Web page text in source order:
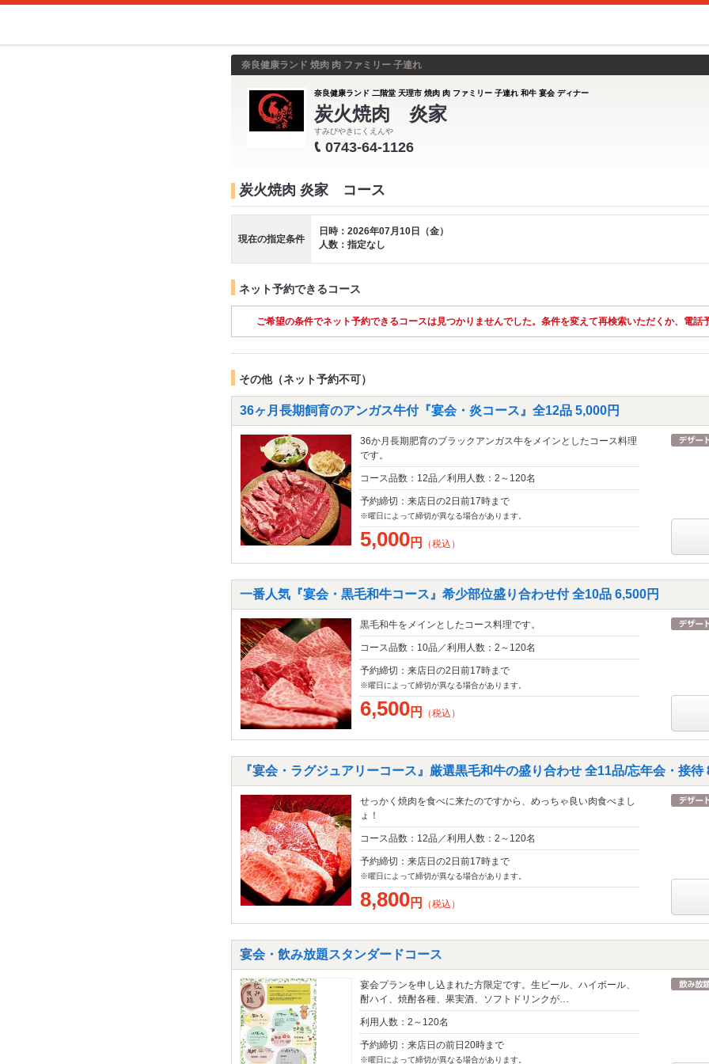
奈良健康ランド 焼肉 肉 ファミリー 子連れ
奈良健康ランド 二階堂 天理市 焼肉 肉 ファミリー 子連れ 和牛 宴会 ディナー
炭火焼肉 炎家
すみびやきにくえんや
0743-64-1126
炭火焼肉 炎家 コース
現在の指定条件
日時：2026年07月10日（金）
人数：指定なし
ネット予約できるコース
ご希望の条件でネット予約できるコースは見つかりませんでした。条件を変えて再検索いただくか、電話
その他（ネット予約不可）
36ヶ月長期飼育のアンガス牛付『宴会・炎コース』全12品 5,000円
36か月長期肥育のブラックアンガス牛をメインとしたコース料理
です。
コース品数：12品／利用人数：2～120名
予約締切：来店日の2日前17時まで
※曜日によって締切が異なる場合があります。
5,000円 （税込）
一番人気『宴会・黒毛和牛コース』希少部位盛り合わせ付 全10品 6,500円
黒毛和牛をメインとしたコース料理です。
コース品数：10品／利用人数：2～120名
予約締切：来店日の2日前17時まで
※曜日によって締切が異なる場合があります。
6,500円 （税込）
『宴会・ラグジュアリーコース』厳選黒毛和牛の盛り合わせ 全11品/忘年会・接待
せっかく焼肉を食べに来たのですから、めっちゃ良い肉食べまし
ょ！
コース品数：12品／利用人数：2～120名
予約締切：来店日の2日前17時まで
※曜日によって締切が異なる場合があります。
8,800円 （税込）
宴会・飲み放題スタンダードコース
宴会プランを申し込まれた方限定です。生ビール、ハイボール、
酎ハイ、焼酎各種、果実酒、ソフトドリンクが…
利用人数：2～120名
予約締切：来店日の前日20時まで
※曜日によって締切が異なる場合があります。